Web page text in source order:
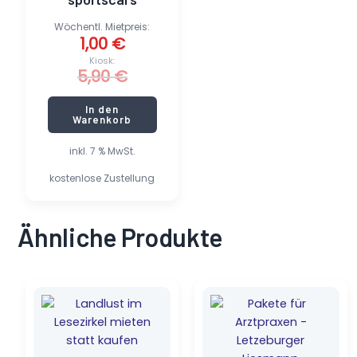
inkl. 7 % MwSt.
kostenlose Zustellung
Kiosk:
5,90€
Wöchentl. Mietpreis:
1,00 €
In den
Warenkorb
Ähnliche Produkte
Preis
war:
5,20 €
Preis
ist:
0,45 €.
Produkt
weist
mehrere